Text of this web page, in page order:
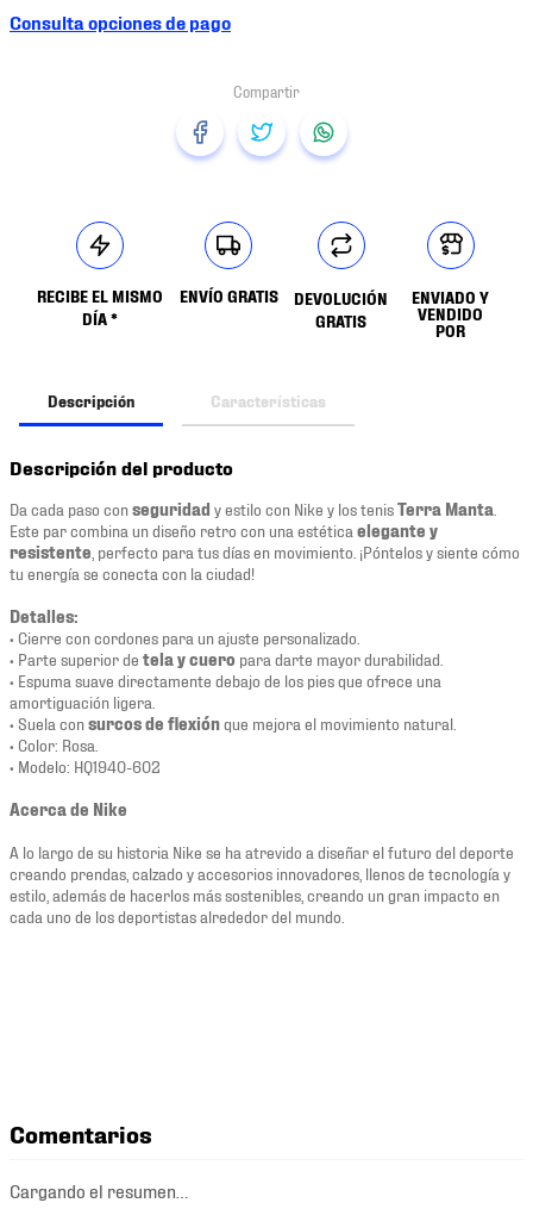
Consulta opciones de pago
RECIBE EL MISMO
DÍA *
ENVÍO GRATIS
DEVOLUCIÓN
GRATIS
ENVIADO Y
VENDIDO
POR
Descripción Características
Descripción del producto
Da cada paso conseguridad y estilo con Nike y los tenisTerra Manta
Este par combina un diseño retro con una estética elegante y
resistente , perfecto para tus días en movimiento. ¡Póntelos y siente cómo
tu energía se conecta con la ciudad!
Detalles:
• Cierre con cordones para un ajuste personalizado.
• Parte superior de tela y cuero para darte mayor durabilidad.
• Espuma suave directamente debajo de los pies que ofrece una
amortiguación ligera.
• Suela consurcos de flexiónque mejora el movimiento natural.
• Color: Rosa.
• Modelo: HQ1940-602
Acerca de Nike
A lo largo de su historia Nike se ha atrevido a diseñar el futuro del deporte
creando prendas, calzado y accesorios innovadores, llenos de tecnología y
estilo, además de hacerlos más sostenibles, creando un gran impacto en
cada uno de los deportistas alrededor del mundo.
Comentarios
Cargando el resumen…